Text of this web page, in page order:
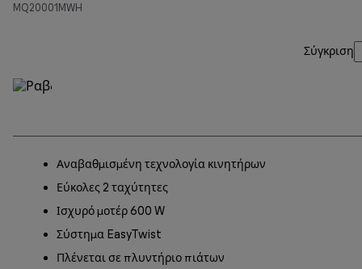
MQ20001MWH
Σύγκριση
Αναβαθμισμένη τεχνολογία κινητήρων
Εύκολες 2 ταχύτητες
Ισχυρό μοτέρ 600 W
Σύστημα EasyTwist
Πλένεται σε πλυντήριο πιάτων